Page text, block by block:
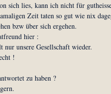
sich lies, kann ich nicht für
Zeit taten so gut wie nix
bzw über sich ergehen.
hier :
nur unsere Gesellschaft wieder.
!
zu haben ?